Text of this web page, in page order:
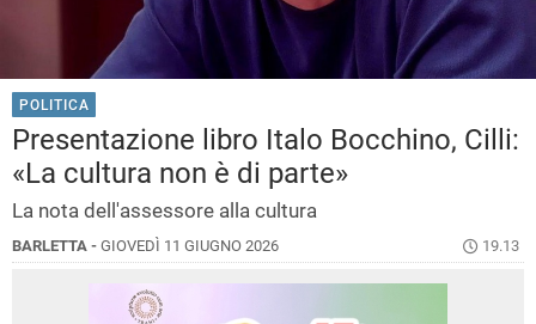
POLITICA
Presentazione libro Italo Bocchino, Cilli:
«La cultura non è di parte»
La nota dell'assessore alla cultura
BARLETTA - GIOVEDÌ 11 GIUGNO 2026 19.13